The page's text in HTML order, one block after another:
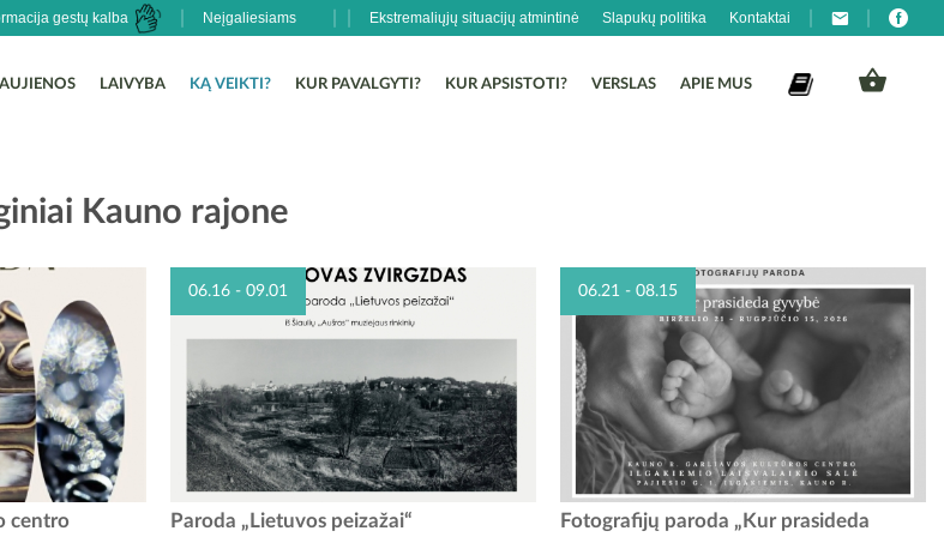
Ekstremaliųjų situacijų atmintinė Slapukų politika Kontaktai
Neįgaliesiams
gestų kalba
LAIVYBA KĄ VEIKTI? KUR PAVALGYTI? KUR APSISTOTI? VERSLAS APIE MUS
Kauno rajone
muziejus
centro
06.16 - 09.01
Raudondvario pilyje įsikūrusiame Kauno rajono
Paroda „Lietuvos peizažai“
06.21 - 08.15
FOTOGRAFIJŲ PARODA „KUR PRASIDEDA
Fotografijų paroda „Kur prasideda